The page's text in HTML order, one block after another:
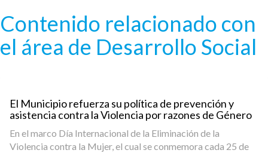
Contenido relacionado con
el área de Desarrollo Social
El Municipio refuerza su política de prevención y
asistencia contra la Violencia por razones de Género
En el marco Día Internacional de la Eliminación de la
Violencia contra la Mujer, el cual se conmemora cada 25 de